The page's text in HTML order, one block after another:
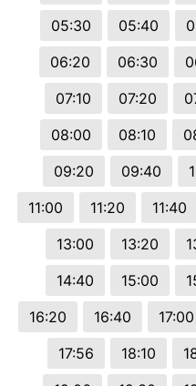
05:30
05:40
06:20
06:30
07:10
07:20
08:00
08:10
09:20
09:40
11:00
11:20 11:40
13:00
13:20
14:40
15:00
16:20
16:40 17:00
17:56
18:10